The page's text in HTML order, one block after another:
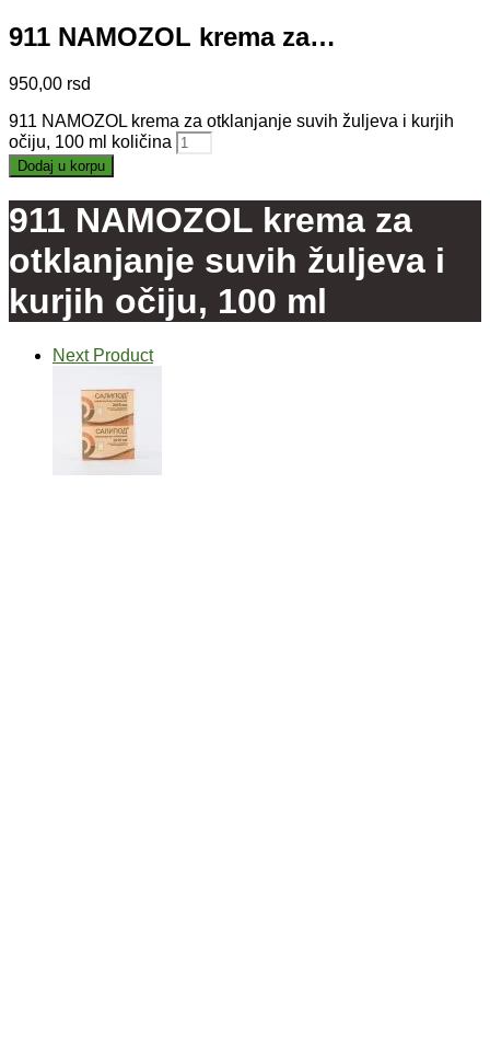
911 NAMOZOL krema za…
950,00 rsd
911 NAMOZOL krema za otklanjanje suvih žuljeva i kurjih
očiju, 100 ml količina
Dodaj u korpu
911 NAMOZOL krema za
otklanjanje suvih žuljeva i
kurjih očiju, 100 ml
Next Product